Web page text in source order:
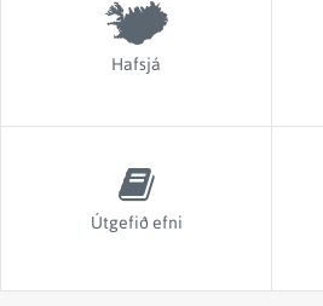
Hafsjá
Útgefið efni